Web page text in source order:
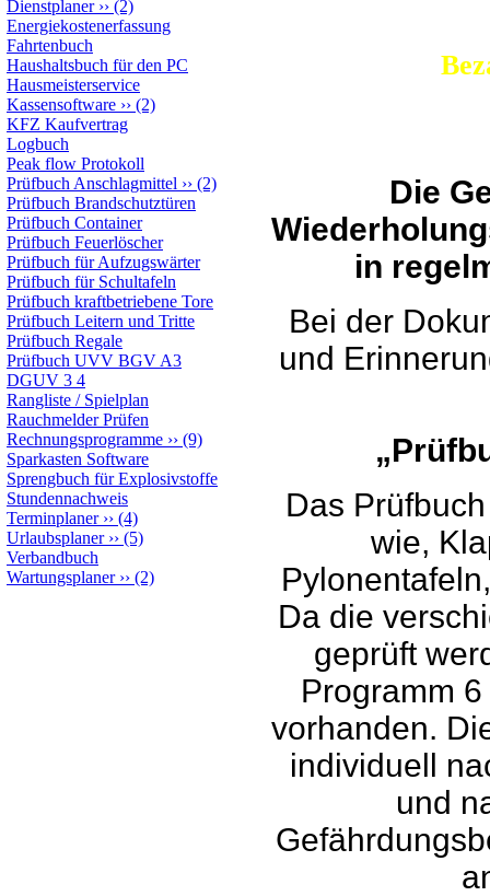
Dienstplaner›› (2)
Energiekostenerfassung
Fahrtenbuch
Haushaltsbuch für den PC
Hausmeisterservice
Kassensoftware ›› (2)
KFZ Kaufvertrag
Logbuch
Peak flow Protokoll
Prüfbuch Anschlagmittel ›› (2)
Prüfbuch Brandschutztüren
Prüfbuch Container
Prüfbuch Feuerlöscher
Prüfbuch für Aufzugswärter
Prüfbuch für Schultafeln
Prüfbuch kraftbetriebene Tore
Prüfbuch Leitern und Tritte
Prüfbuch Regale
Prüfbuch UVV BGV A3
DGUV 3 4
Rangliste / Spielplan
Rauchmelder Prüfen
Rechnungsprogramme ›› (9)
Sparkasten Software
Sprengbuch für Explosivstoffe
Stundennachweis
Terminplaner›› (4)
Urlaubsplaner›› (5)
Verbandbuch
Wartungsplaner›› (2)
Bezahlen
Die
in
Bei der
und
Das
wie,
Da die
geprüft
Programm
vorhanden.
individuell
und